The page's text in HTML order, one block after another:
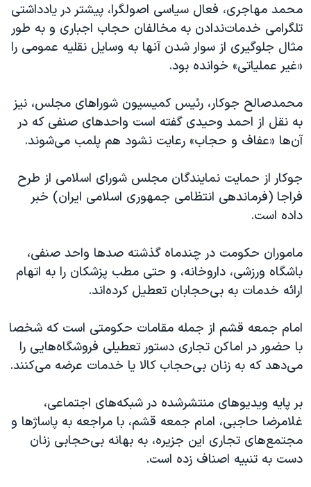
محمد مهاجری، فعال سیاسی اصولگرا، پیشتر در یادداشتی
تلگرامی خدمات‌ندادن به مخالفان حجاب اجباری و به طور
مثال جلوگیری از سوار شدن آنها به وسایل نقلیه عمومی را
«غیر عملیاتی» خوانده بود.
محمدصالح جوکار، رئیس کمیسیون شوراهای مجلس، نیز
به نقل از احمد وحیدی گفته است واحدهای صنفی که در
آن‌ها «عفاف و حجاب» رعایت نشود هم پلمب می‌شوند.
جوکار از حمایت نمایندگان مجلس شورای اسلامی از طرح
فراجا (فرماندهی انتظامی جمهوری اسلامی ایران) خبر
داده است.
ماموران حکومت در چندماه گذشته صدها واحد صنفی،
باشگاه‌ ورزشی، داروخانه‌، و حتی مطب پزشکان را به اتهام
ارائه خدمات به بی‌حجابان تعطیل کرده‌اند.
امام جمعه قشم از جمله مقامات حکومتی است که شخصا
با حضور در اماکن تجاری دستور تعطیلی فروشگاه‌هایی را
می‌دهد که به زنان بی‌حجاب کالا یا خدمات عرضه می‌کنند.
بر پایه ویدیوهای منتشرشده در شبکه‌های اجتماعی،
غلامرضا حاجبی، امام جمعه قشم، با مراجعه به پاساژ‌ها و
مجتمع‌های تجاری این جزیره، به بهانه بی‌حجابی زنان
دست به تنبیه اصناف زده است.